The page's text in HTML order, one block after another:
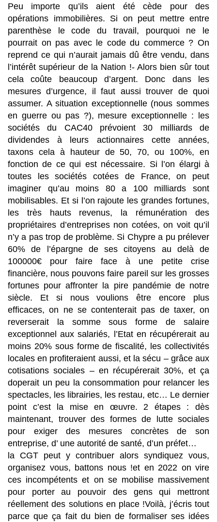
Peu importe qu’ils aient été cède pour des
opérations immobilières. Si on peut mettre entre
parenthèse le code du travail, pourquoi ne le
pourrait on pas avec le code du commerce ? On
reprend ce qui n’aurait jamais dû être vendu, dans
l’intérêt supérieur de la Nation !- Alors bien sûr tout
cela coûte beaucoup d’argent. Donc dans les
mesures d’urgence, il faut aussi trouver de quoi
assumer. A situation exceptionnelle (nous sommes
en guerre ou pas ?), mesure exceptionnelle : les
sociétés du CAC40 prévoient 30 milliards de
dividendes à leurs actionnaires cette années,
taxons cela à hauteur de 50, 70, ou 100%, en
fonction de ce qui est nécessaire. Si l’on élargi à
toutes les sociétés cotées de France, on peut
imaginer qu’au moins 80 a 100 milliards sont
mobilisables. Et si l’on rajoute les grandes fortunes,
les très hauts revenus, la rémunération des
propriétaires d’entreprises non cotées, on voit qu’il
n’y a pas trop de problème. Si Chypre a pu prélever
60% de l’épargne de ses citoyens au delà de
100000€ pour faire face à une petite crise
financière, nous pouvons faire pareil sur les grosses
fortunes pour affronter la pire pandémie de notre
siècle. Et si nous voulions être encore plus
efficaces, on ne se contenterait pas de taxer, on
reverserait la somme sous forme de salaire
exceptionnel aux salariés, l’Etat en récupérerait au
moins 20% sous forme de fiscalité, les collectivités
locales en profiteraient aussi, et la sécu – grâce aux
cotisations sociales – en récupérerait 30%, et ça
doperait un peu la consommation pour relancer les
spectacles, les librairies, les restau, etc… Le dernier
point c’est la mise en œuvre. 2 étapes : dès
maintenant, trouver des formes de lutte sociales
pour exiger des mesures concrètes de son
entreprise, d’ une autorité de santé, d’un préfet…
la CGT peut y contribuer alors syndiquez vous,
organisez vous, battons nous !et en 2022 on vire
ces incompétents et on se mobilise massivement
pour porter au pouvoir des gens qui mettront
réellement des solutions en place !Voilà, j’écris tout
parce que ça fait du bien de formaliser ses idées